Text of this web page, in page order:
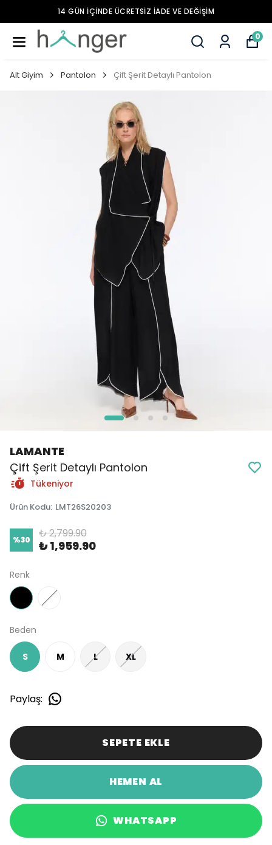
14 GÜN İÇİNDE ÜCRETSİZ İADE VE DEĞİŞİM
0
Alt Giyim Pantolon Çift Şerit Detaylı Pantolon
LAMANTE
Çift Şerit Detaylı Pantolon
Tükeniyor
Ürün Kodu: LMT26S20203
%30 ₺ 2,799.90
₺ 1,959.90
Renk
Beden
S M L XL
Paylaş:
SEPETE EKLE
HEMEN AL
WHATSAPP